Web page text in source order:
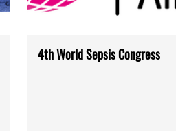
4th World Sepsis Congress